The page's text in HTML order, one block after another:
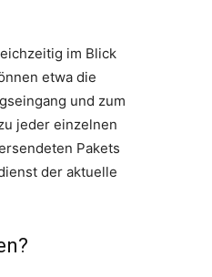
im Blick
etwa die
und zum
jeder einzelnen
Pakets
der aktuelle